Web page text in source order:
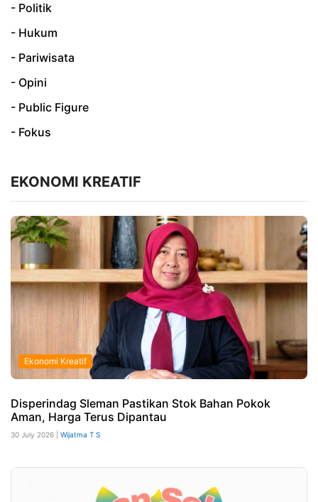
- Politik
- Hukum
- Pariwisata
- Opini
- Public Figure
- Fokus
EKONOMI KREATIF
Ekonomi Kreatif
Disperindag Sleman Pastikan Stok Bahan Pokok
Aman, Harga Terus Dipantau
30 July 2026 | Wijatma T S